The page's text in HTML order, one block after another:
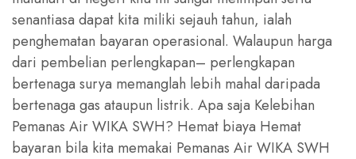
senantiasa dapat kita miliki sejauh tahun, ialah
penghematan bayaran operasional. Walaupun harga
dari pembelian perlengkapan– perlengkapan
bertenaga surya memanglah lebih mahal daripada
bertenaga gas ataupun listrik. Apa saja Kelebihan
Pemanas Air WIKA SWH? Hemat biaya Hemat
bayaran bila kita memakai Pemanas Air WIKA SWH